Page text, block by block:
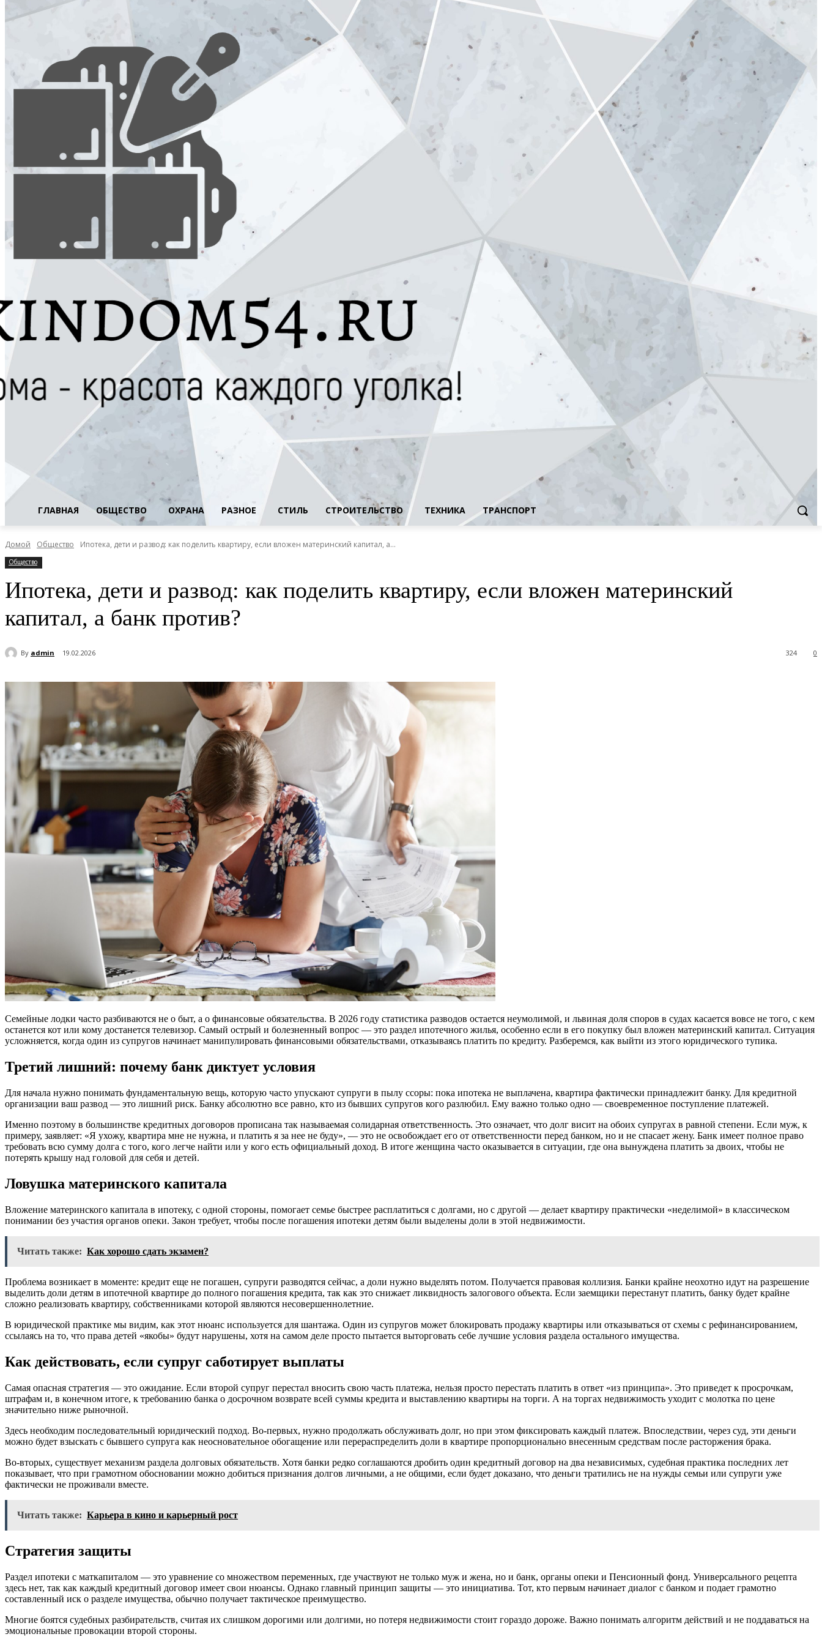
ГЛАВНАЯ ОБЩЕСТВО ОХРАНА РАЗНОЕ СТИЛЬ СТРОИТЕЛЬСТВО ТЕХНИКА ТРАНСПОРТ
Домой Общество Ипотека, дети и развод: как поделить квартиру, если вложен материнский капитал, а...
Общество
Ипотека, дети и развод: как поделить квартиру, если вложен материнский
капитал, а банк против?
By admin 19.02.2026 0
324
Семейные лодки часто разбиваются не о быт, а о финансовые обязательства. В 2026 году статистика разводов остается неумолимой, и львиная доля споров в судах касается вовсе не того, с кем
останется кот или кому достанется телевизор. Самый острый и болезненный вопрос — это раздел ипотечного жилья, особенно если в его покупку был вложен материнский капитал. Ситуация
усложняется, когда один из супругов начинает манипулировать финансовыми обязательствами, отказываясь платить по кредиту. Разберемся, как выйти из этого юридического тупика.
Третий лишний: почему банк диктует условия
Для начала нужно понимать фундаментальную вещь, которую часто упускают супруги в пылу ссоры: пока ипотека не выплачена, квартира фактически принадлежит банку. Для кредитной
организации ваш развод — это лишний риск. Банку абсолютно все равно, кто из бывших супругов кого разлюбил. Ему важно только одно — своевременное поступление платежей.
Именно поэтому в большинстве кредитных договоров прописана так называемая солидарная ответственность. Это означает, что долг висит на обоих супругах в равной степени. Если муж, к
примеру, заявляет: «Я ухожу, квартира мне не нужна, и платить я за нее не буду», — это не освобождает его от ответственности перед банком, но и не спасает жену. Банк имеет полное право
требовать всю сумму долга с того, кого легче найти или у кого есть официальный доход. В итоге женщина часто оказывается в ситуации, где она вынуждена платить за двоих, чтобы не
потерять крышу над головой для себя и детей.
Ловушка материнского капитала
Вложение материнского капитала в ипотеку, с одной стороны, помогает семье быстрее расплатиться с долгами, но с другой — делает квартиру практически «неделимой» в классическом
понимании без участия органов опеки. Закон требует, чтобы после погашения ипотеки детям были выделены доли в этой недвижимости.
Читать также: Как хорошо сдать экзамен?
Проблема возникает в моменте: кредит еще не погашен, супруги разводятся сейчас, а доли нужно выделять потом. Получается правовая коллизия. Банки крайне неохотно идут на разрешение
выделить доли детям в ипотечной квартире до полного погашения кредита, так как это снижает ликвидность залогового объекта. Если заемщики перестанут платить, банку будет крайне
сложно реализовать квартиру, собственниками которой являются несовершеннолетние.
В юридической практике мы видим, как этот нюанс используется для шантажа. Один из супругов может блокировать продажу квартиры или отказываться от схемы с рефинансированием,
ссылаясь на то, что права детей «якобы» будут нарушены, хотя на самом деле просто пытается выторговать себе лучшие условия раздела остального имущества.
Как действовать, если супруг саботирует выплаты
Самая опасная стратегия — это ожидание. Если второй супруг перестал вносить свою часть платежа, нельзя просто перестать платить в ответ «из принципа». Это приведет к просрочкам,
штрафам и, в конечном итоге, к требованию банка о досрочном возврате всей суммы кредита и выставлению квартиры на торги. А на торгах недвижимость уходит с молотка по цене
значительно ниже рыночной.
Здесь необходим последовательный юридический подход. Во-первых, нужно продолжать обслуживать долг, но при этом фиксировать каждый платеж. Впоследствии, через суд, эти деньги
можно будет взыскать с бывшего супруга как неосновательное обогащение или перераспределить доли в квартире пропорционально внесенным средствам после расторжения брака.
Во-вторых, существует механизм раздела долговых обязательств. Хотя банки редко соглашаются дробить один кредитный договор на два независимых, судебная практика последних лет
показывает, что при грамотном обосновании можно добиться признания долгов личными, а не общими, если будет доказано, что деньги тратились не на нужды семьи или супруги уже
фактически не проживали вместе.
Читать также: Карьера в кино и карьерный рост
Стратегия защиты
Раздел ипотеки с маткапиталом — это уравнение со множеством переменных, где участвуют не только муж и жена, но и банк, органы опеки и Пенсионный фонд. Универсального рецепта
здесь нет, так как каждый кредитный договор имеет свои нюансы. Однако главный принцип защиты — это инициатива. Тот, кто первым начинает диалог с банком и подает грамотно
составленный иск о разделе имущества, обычно получает тактическое преимущество.
Многие боятся судебных разбирательств, считая их слишком дорогими или долгими, но потеря недвижимости стоит гораздо дороже. Важно понимать алгоритм действий и не поддаваться на
эмоциональные провокации второй стороны.